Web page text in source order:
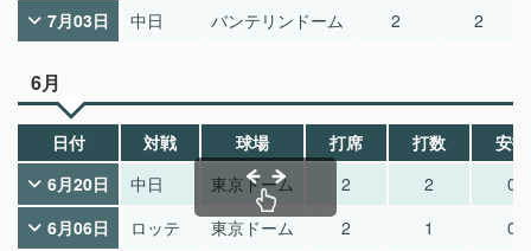
7月03日
中日 バンテリンドーム 2 2
6月
日付 対戦 球場 打席 打数
安打
6月20日
中日 東京ドーム 2 2
0
6月06日
ロッテ 東京ドーム 2 1 0